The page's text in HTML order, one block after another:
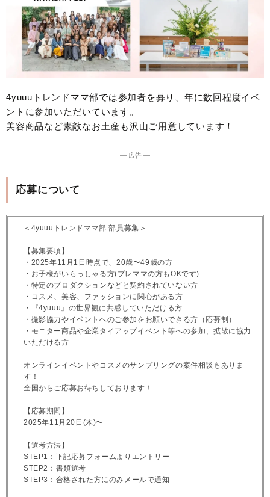
4yuuuトレンドママ部では参加者を募り、年に数回程度イベ
ントに参加いただいています。
美容商品など素敵なお土産も沢山ご用意しています！
― 広告 ―
応募について
＜4yuuuトレンドママ部 部員募集＞
【募集要項】
・2025年11月1日時点で、20歳〜49歳の方
・お子様がいらっしゃる方(プレママの方もOKです)
・特定のプロダクションなどと契約されていない方
・コスメ、美容、ファッションに関心がある方
・『4yuuu』の世界観に共感していただける方
・撮影協力やイベントへのご参加をお願いできる方（応募制）
・モニター商品や企業タイアップイベント等への参加、拡散に協力
いただける方
オンラインイベントやコスメのサンプリングの案件相談もありま
す！
全国からご応募お待ちしております！
【応募期間】
2025年11月20日(木)〜
【選考方法】
STEP1：下記応募フォームよりエントリー
STEP2：書類選考
STEP3：合格された方にのみメールで通知